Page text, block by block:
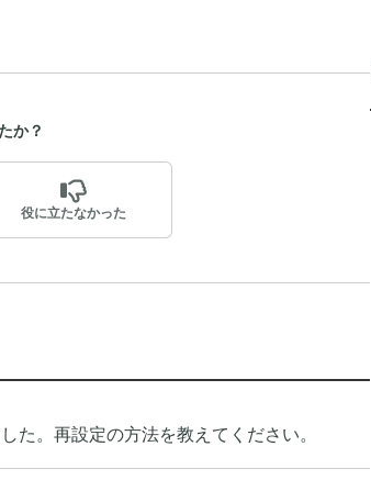
か？
役に立たなかった
た。再設定の方法を教えてください。